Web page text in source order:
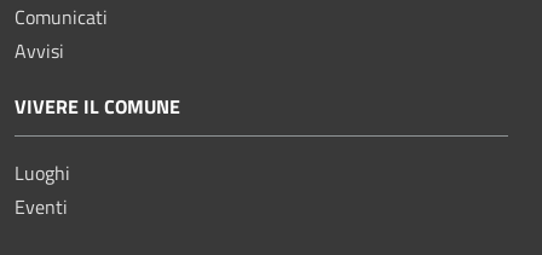
Comunicati
Avvisi
VIVERE IL COMUNE
Luoghi
Eventi